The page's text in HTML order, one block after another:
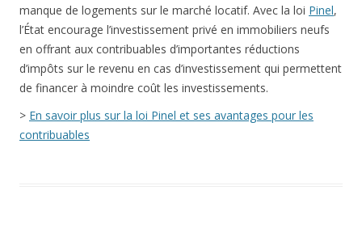
manque de logements sur le marché locatif. Avec la loi Pinel,
l’État encourage l’investissement privé en immobiliers neufs
en offrant aux contribuables d’importantes réductions
d’impôts sur le revenu en cas d’investissement qui permettent
de financer à moindre coût les investissements.
> En savoir plus sur la loi Pinel et ses avantages pour les
contribuables